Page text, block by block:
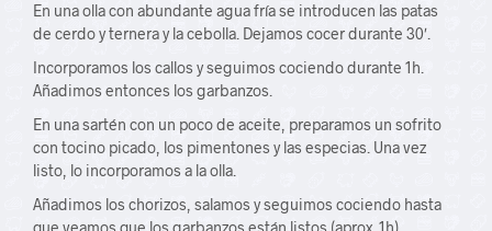
En una olla con abundante agua fría se introducen las patas
de cerdo y ternera y la cebolla. Dejamos cocer durante 30′.
Incorporamos los callos y seguimos cociendo durante 1h.
Añadimos entonces los garbanzos.
En una sartén con un poco de aceite, preparamos un sofrito
con tocino picado, los pimentones y las especias. Una vez
listo, lo incorporamos a la olla.
Añadimos los chorizos, salamos y seguimos cociendo hasta